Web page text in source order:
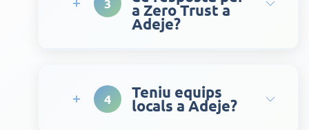
a Zero Trust a
Adeje?
4 Teniu equips
locals a Adeje?